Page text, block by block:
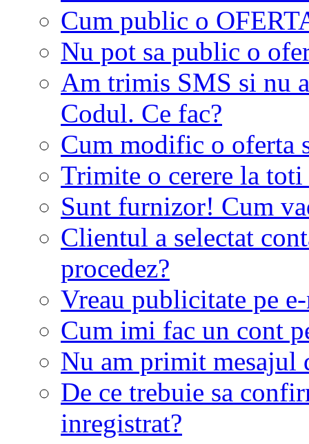
Cum public o
Nu pot sa public o
Am trimis SMS si nu
Codul. Ce fac?
Cum modific o oferta
Trimite o cerere la
Sunt furnizor! Cum
Clientul a selectat
procedez?
Vreau publicitate pe
Cum imi fac un cont
Nu am primit mesajul
De ce trebuie sa
inregistrat?